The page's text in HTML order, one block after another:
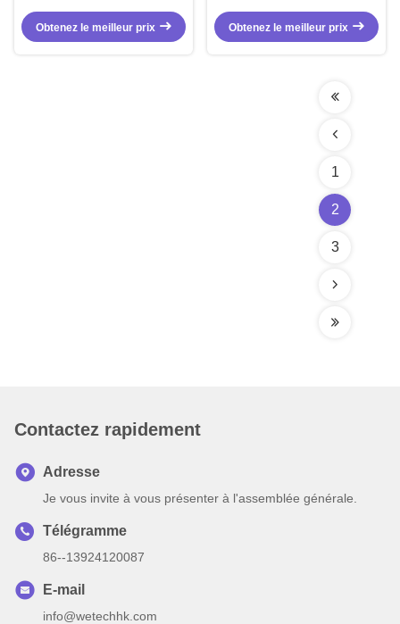
Obtenez le meilleur prix
d'avertissement pour camions 3m
Obtenez le meilleur prix
1
2
3
Contactez rapidement
Adresse
Je vous invite à vous présenter à l'assemblée générale.
Télégramme
86--13924120087
E-mail
info@wetechhk.com